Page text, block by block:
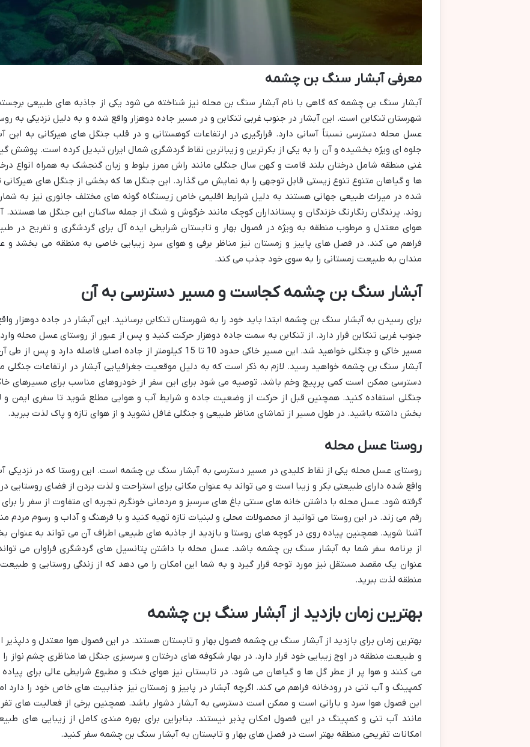
معرفی آبشار سنگ بن چشمه
آبشار سنگ بن چشمه که گاهی با نام آبشار سنگ بن محله نیز شناخته می شود یکی از جاذبه های طبیعی
شهرستان تنکابن است. این آبشار در جنوب غربی تنکابن و در مسیر جاده دوهزار واقع شده و به دلیل نزدیکی به
عسل محله دسترسی نسبتاً آسانی دارد. قرارگیری در ارتفاعات کوهستانی و در قلب جنگل های هیرکانی به این
جلوه ای ویژه بخشیده و آن را به یکی از بکرترین و زیباترین نقاط گردشگری شمال ایران تبدیل کرده است. پوشش
غنی منطقه شامل درختان بلند قامت و کهن سال جنگلی مانند راش ممرز بلوط و زبان گنجشک به همراه انواع
ها و گیاهان متنوع تنوع زیستی قابل توجهی را به نمایش می گذارد. این جنگل ها که بخشی از جنگل های
شده در میراث طبیعی جهانی هستند به دلیل شرایط اقلیمی خاص زیستگاه گونه های مختلف جانوری نیز به
روند. پرندگان رنگارنگ خزندگان و پستانداران کوچک مانند خرگوش و شنگ از جمله ساکنان این جنگل ها هستند.
هوای معتدل و مرطوب منطقه به ویژه در فصول بهار و تابستان شرایطی ایده آل برای گردشگری و تفریح در
فراهم می کند. در فصل های پاییز و زمستان نیز مناظر برفی و هوای سرد زیبایی خاصی به منطقه می بخشد و
مندان به طبیعت زمستانی را به سوی خود جذب می کند.
آبشار سنگ بن چشمه کجاست و مسیر دسترسی به آن
برای رسیدن به آبشار سنگ بن چشمه ابتدا باید خود را به شهرستان تنکابن برسانید. این آبشار در جاده دوهزار
جنوب غربی تنکابن قرار دارد. از تنکابن به سمت جاده دوهزار حرکت کنید و پس از عبور از روستای عسل محله
مسیر خاکی و جنگلی خواهید شد. این مسیر خاکی حدود 10 تا 15 کیلومتر از جاده اصلی فاصله دارد و پس
آبشار سنگ بن چشمه خواهید رسید. لازم به ذکر است که به دلیل موقعیت جغرافیایی آبشار در ارتفاعات جنگلی
دسترسی ممکن است کمی پرپیچ وخم باشد. توصیه می شود برای این سفر از خودروهای مناسب برای مسیرهای
جنگلی استفاده کنید. همچنین قبل از حرکت از وضعیت جاده و شرایط آب و هوایی مطلع شوید تا سفری ایمن و
بخش داشته باشید. در طول مسیر از تماشای مناظر طبیعی و جنگلی غافل نشوید و از هوای تازه و پاک لذت ببرید.
روستا عسل محله
روستای عسل محله یکی از نقاط کلیدی در مسیر دسترسی به آبشار سنگ بن چشمه است. این روستا که در نزدیکی
واقع شده دارای طبیعتی بکر و زیبا است و می تواند به عنوان مکانی برای استراحت و لذت بردن از فضای روستایی در
گرفته شود. عسل محله با داشتن خانه های سنتی باغ های سرسبز و مردمانی خونگرم تجربه ای متفاوت از سفر را
رقم می زند. در این روستا می توانید از محصولات محلی و لبنیات تازه تهیه کنید و با فرهنگ و آداب و رسوم مردم
آشنا شوید. همچنین پیاده روی در کوچه های روستا و بازدید از جاذبه های طبیعی اطراف آن می تواند به عنوان
از برنامه سفر شما به آبشار سنگ بن چشمه باشد. عسل محله با داشتن پتانسیل های گردشگری فراوان می
عنوان یک مقصد مستقل نیز مورد توجه قرار گیرد و به شما این امکان را می دهد که از زندگی روستایی و طبیعت
منطقه لذت ببرید.
بهترین زمان بازدید از آبشار سنگ بن چشمه
بهترین زمان برای بازدید از آبشار سنگ بن چشمه فصول بهار و تابستان هستند. در این فصول هوا معتدل و
و طبیعت منطقه در اوج زیبایی خود قرار دارد. در بهار شکوفه های درختان و سرسبزی جنگل ها مناظری چشم نواز
می کنند و هوا پر از عطر گل ها و گیاهان می شود. در تابستان نیز هوای خنک و مطبوع شرایطی عالی برای
کمپینگ و آب تنی در رودخانه فراهم می کند. اگرچه آبشار در پاییز و زمستان نیز جذابیت های خاص خود را دارد
این فصول هوا سرد و بارانی است و ممکن است دسترسی به آبشار دشوار باشد. همچنین برخی از فعالیت های
مانند آب تنی و کمپینگ در این فصول امکان پذیر نیستند. بنابراین برای بهره مندی کامل از زیبایی های
امکانات تفریحی منطقه بهتر است در فصل های بهار و تابستان به آبشار سنگ بن چشمه سفر کنید.